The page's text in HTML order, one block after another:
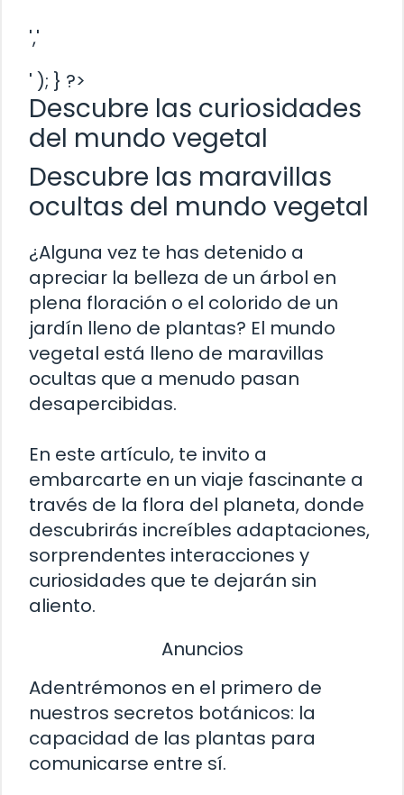
','
' ); } ?>
Descubre las curiosidades
del mundo vegetal
Descubre las maravillas
ocultas del mundo vegetal
¿Alguna vez te has detenido a
apreciar la belleza de un árbol en
plena floración o el colorido de un
jardín lleno de plantas? El mundo
vegetal está lleno de maravillas
ocultas que a menudo pasan
desapercibidas.
En este artículo, te invito a
embarcarte en un viaje fascinante a
través de la flora del planeta, donde
descubrirás increíbles adaptaciones,
sorprendentes interacciones y
curiosidades que te dejarán sin
aliento.
Anuncios
Adentrémonos en el primero de
nuestros secretos botánicos: la
capacidad de las plantas para
comunicarse entre sí.